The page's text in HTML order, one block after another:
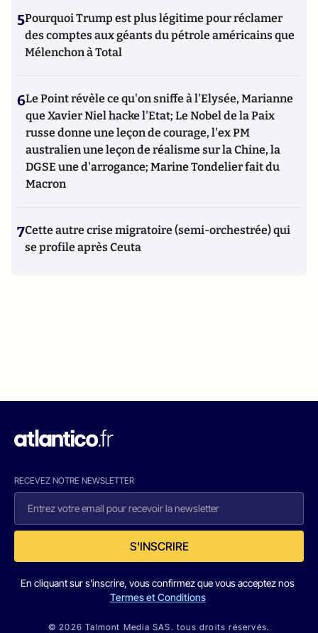
5Pourquoi Trump est plus légitime pour réclamer
des comptes aux géants du pétrole américains que
Mélenchon à Total
6Le Point révèle ce qu'on sniffe à l'Elysée, Marianne
que Xavier Niel hacke l'Etat; Le Nobel de la Paix
russe donne une leçon de courage, l'ex PM
australien une leçon de réalisme sur la Chine, la
DGSE une d'arrogance; Marine Tondelier fait du
Macron
7Cette autre crise migratoire (semi-orchestrée) qui
se profile après Ceuta
RECEVEZ NOTRE NEWSLETTER
S'INSCRIRE
En cliquant sur s'inscrire, vous confirmez que vous acceptez nos
Termes et Conditions
© 2026 Talmont Media SAS. tous droits réservés.